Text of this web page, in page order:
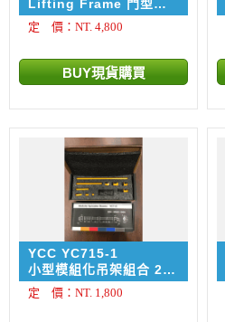
Lifting Frame 門型起
重機 720 噸級
定 價：NT. 4,800
YCC YC715-1
小型模組化吊架組合 20
噸 ~ 180噸 RAL 1007
Yellow 黃色
定 價：NT. 1,800